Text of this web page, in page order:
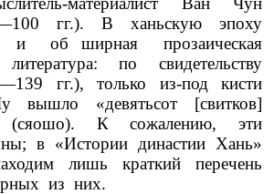
гг.). В ханьскую эпоху
и об­ ширная прозаическая
литература: по свидетельству
гг.), только из-под кисти
«девятьсот [свитков]
(сяошо). К сожалению, эти
в «Истории династии Хань»
лишь краткий перечень
из них.